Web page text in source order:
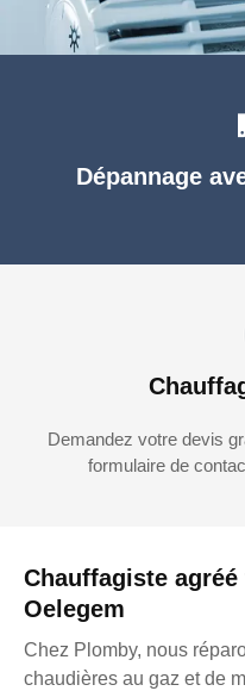
Chauffagiste
Oelegem
Chez Plomby, nous
chaudières au gaz et de
Dépannage
Demandez votre devis
formulaire de